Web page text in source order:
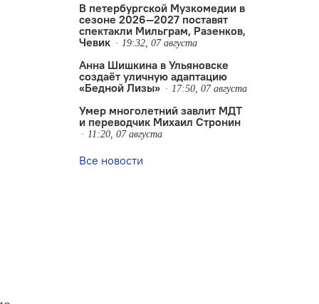
В петербургской Музкомедии в
сезоне 2026—2027 поставят
спектакли Мильграм, Разенков,
Чевик
19:32, 07 августа
Анна Шишкина в Ульяновске
создаëт уличную адаптацию
«Бедной Лизы»
17:50, 07 августа
Умер многолетний завлит МДТ
и переводчик Михаил Стронин
11:20, 07 августа
Все новости